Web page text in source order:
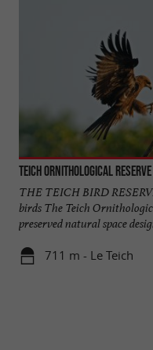
Teich Ornithological Reserve
THE TEICH BIRD
birds The Teich
preserved natural space
711 m - Le Teich